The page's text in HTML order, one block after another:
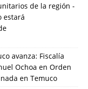
de la región -
estará
avanza: Fiscalía
Ochoa en Orden
en Temuco